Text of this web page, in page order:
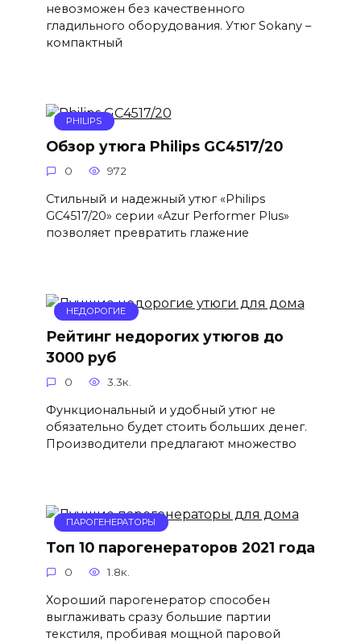
невозможен без качественного
гладильного оборудования. Утюг Sokany –
компактный
PHILIPS
Обзор утюга Philips GC4517/20
0 972
Стильный и надежный утюг «Philips
GC4517/20» серии «Azur Performer Plus»
позволяет превратить глажение
НЕДОРОГИЕ
Рейтинг недорогих утюгов до
3000 руб
0 3.3к.
Функциональный и удобный утюг не
обязательно будет стоить больших денег.
Производители предлагают множество
ПАРОГЕНЕРАТОРЫ
Топ 10 парогенераторов 2021 года
0 1.8к.
Хороший парогенератор способен
выглаживать сразу большие партии
текстиля, пробивая мощной паровой